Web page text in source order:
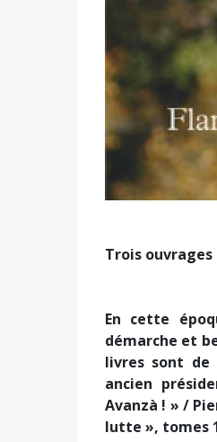
Trois
démarche et
Avanzà ! » /
lutte », tomes
« Avanzà ! »
l’avenir. Ce